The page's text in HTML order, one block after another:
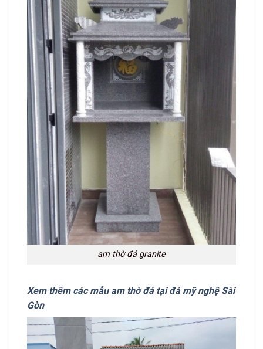
am thờ đá granite
Xem thêm các mẫu am thờ đá tại đá mỹ nghệ Sài
Gòn